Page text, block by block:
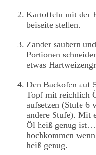
Kartoffeln mit der
beiseite stellen.
Zander säubern
Portionen
etwas
Den Backofen auf
Topf mit reichlich
aufsetzen (Stufe 6
andere Stufe). Mit
Öl heiß genug ist…
hochkommen
heiß genug.